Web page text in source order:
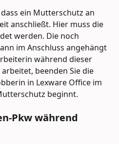
ein Mutterschutz an
anschließt. Hier muss die
werden. Die noch
im Anschluss angehängt
während dieser
beenden Sie die
in Lexware Office im
beginnt.
Pkw während